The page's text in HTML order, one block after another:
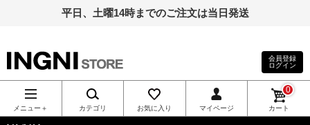
平日、土曜14時までのご注文は当日発送
INGNI（イン
グ）公式通
会員登録
ログイン
メニュー＋ カテゴリ お気に入り マイページ カート
0